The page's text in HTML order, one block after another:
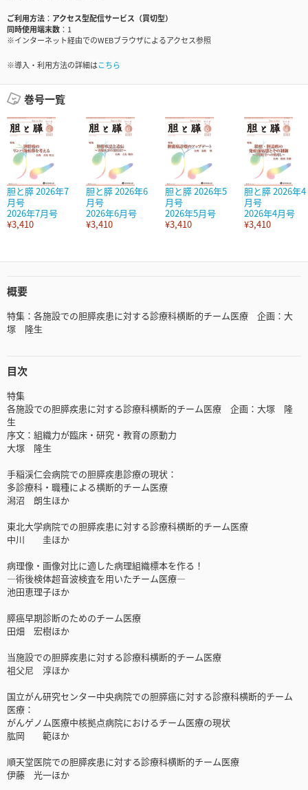
ご利用方法
アクセス型配信サービス（買切型）
同時使用端末数
1
※インターネット経由でのWEBブラウザによるアクセス参照
※導入・利用方法の詳細はこちら
巻号一覧
胆と膵 2026年7
月号
2026年7月号
¥3,410
胆と膵 2026年6
月号
2026年6月号
¥3,410
胆と膵 2026年5
月号
2026年5月号
¥3,410
胆と膵 2026年4
月号
2026年4月号
¥3,410
概要
特集：各施設での胆膵疾患に対する診療科横断的チーム医療 企画：大
塚 隆生
目次
特集
各施設での胆膵疾患に対する診療科横断的チーム医療 企画：大塚 隆
生
序文：組織力が臨床・研究・教育の原動力
大塚 隆生
手稲渓仁会病院での胆膵疾患診療の現状：
多診療科・職種による横断的チーム医療
潟沼 朗生ほか
東北大学病院での胆膵疾患に対する診療科横断的チーム医療
中川 圭ほか
病理像・画像対比に適した病理組織標本を作る！
―術後検体超音波検査を用いたチーム医療―
池田恵理子ほか
膵癌早期診断のためのチーム医療
田畑 宏樹ほか
当施設での胆膵疾患に対する診療科横断的チーム医療
祖父尼 淳ほか
国立がん研究センター中央病院での胆膵癌に対する診療科横断的チーム
医療：
がんゲノム医療中核拠点病院におけるチーム医療の現状
肱岡 範ほか
順天堂医院での胆膵疾患に対する診療科横断的チーム医療
伊藤 光一ほか